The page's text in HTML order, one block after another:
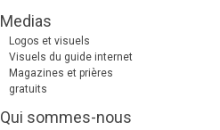
Medias
Logos et visuels
Visuels du guide internet
Magazines et prières
gratuits
Qui sommes-nous